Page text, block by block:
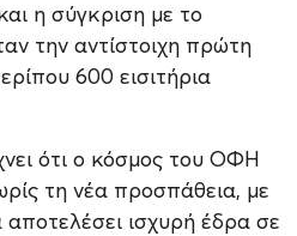
η σύγκριση με το
την αντίστοιχη πρώτη
600 εισιτήρια
ότι ο κόσμος του ΟΦΗ
τη νέα προσπάθεια, με
ισχυρή έδρα σε